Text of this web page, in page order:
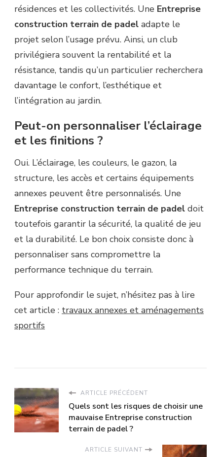
résidences et les collectivités. Une Entreprise
construction terrain de padel adapte le
projet selon l’usage prévu. Ainsi, un club
privilégiera souvent la rentabilité et la
résistance, tandis qu’un particulier recherchera
davantage le confort, l’esthétique et
l’intégration au jardin.
Peut-on personnaliser l’éclairage
et les finitions ?
Oui. L’éclairage, les couleurs, le gazon, la
structure, les accès et certains équipements
annexes peuvent être personnalisés. Une
Entreprise construction terrain de padel doit
toutefois garantir la sécurité, la qualité de jeu
et la durabilité. Le bon choix consiste donc à
personnaliser sans compromettre la
performance technique du terrain.
Pour approfondir le sujet, n’hésitez pas à lire
cet article : travaux annexes et aménagements
sportifs
ARTICLE PRÉCÉDENT
Quels sont les risques de choisir une
mauvaise Entreprise construction
terrain de padel ?
ARTICLE SUIVANT